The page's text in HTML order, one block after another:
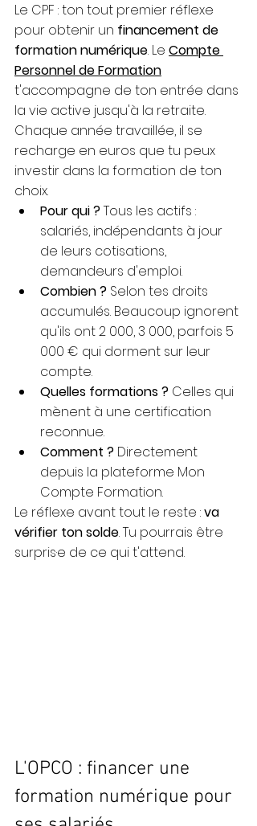
Le CPF : ton tout premier réflexe
pour obtenir un financement de
formation numérique. Le Compte
Personnel de Formation
t'accompagne de ton entrée dans
la vie active jusqu'à la retraite.
Chaque année travaillée, il se
recharge en euros que tu peux
investir dans la formation de ton
choix.
Pour qui ? Tous les actifs :
salariés, indépendants à jour
de leurs cotisations,
demandeurs d'emploi.
Combien ? Selon tes droits
accumulés. Beaucoup ignorent
qu'ils ont 2 000, 3 000, parfois 5
000 € qui dorment sur leur
compte.
Quelles formations ? Celles qui
mènent à une certification
reconnue.
Comment ? Directement
depuis la plateforme Mon
Compte Formation.
Le réflexe avant tout le reste : va
vérifier ton solde. Tu pourrais être
surpris·e de ce qui t'attend.
L'OPCO : financer une
formation numérique pour